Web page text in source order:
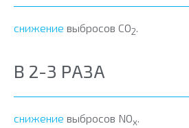
снижение выбросов СО2
В 2-3 РАЗА
снижение выбросов NOx